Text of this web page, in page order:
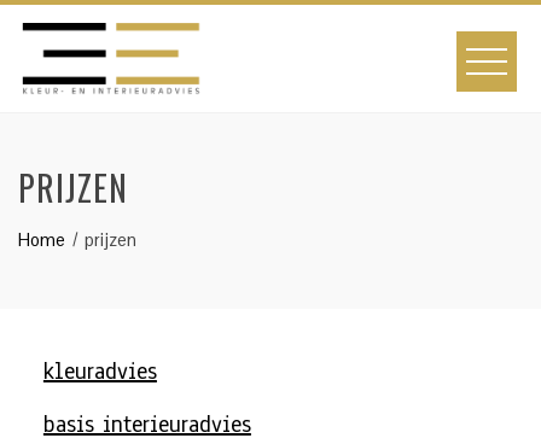
PRIJZEN
Home prijzen
kleuradvies
basis interieuradvies